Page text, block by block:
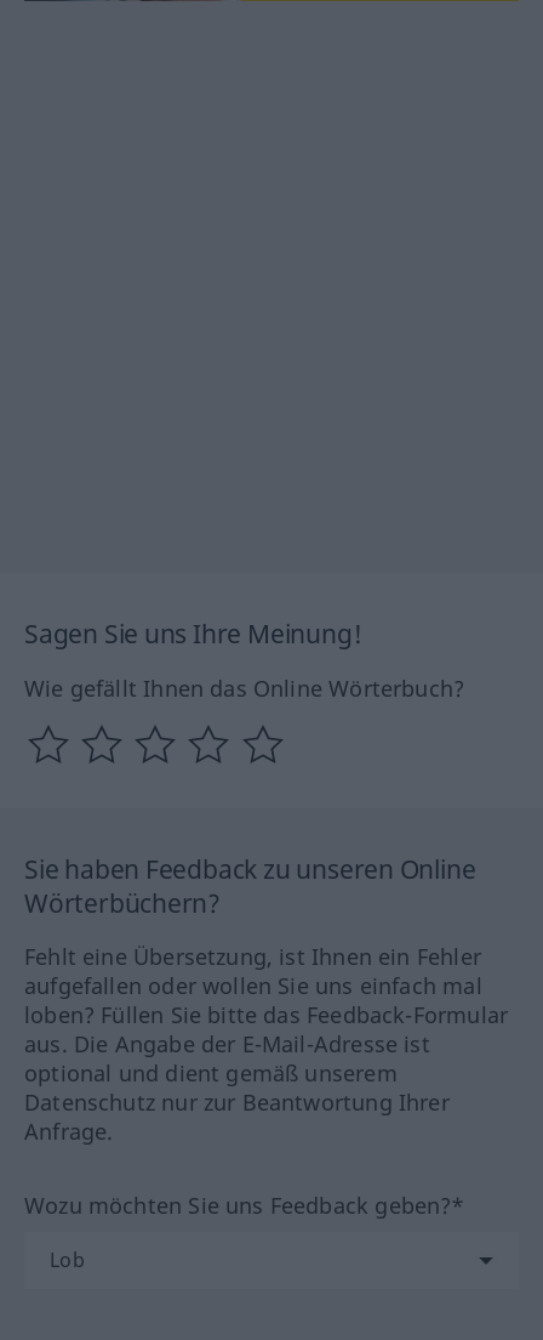
Sagen Sie uns Ihre Meinung!
Wie gefällt Ihnen das Online Wörterbuch?
Sie haben Feedback zu unseren Online
Wörterbüchern?
Fehlt eine Übersetzung, ist Ihnen ein Fehler
aufgefallen oder wollen Sie uns einfach mal
loben? Füllen Sie bitte das Feedback-Formular
aus. Die Angabe der E-Mail-Adresse ist
optional und dient gemäß unserem
Datenschutz nur zur Beantwortung Ihrer
Anfrage.
Wozu möchten Sie uns Feedback geben?*